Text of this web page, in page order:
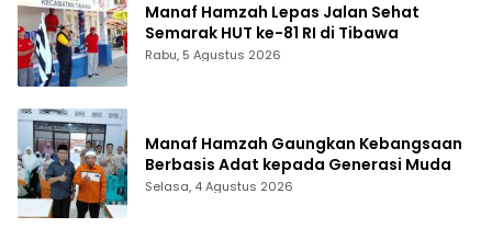
Manaf Hamzah Lepas Jalan Sehat
Semarak HUT ke-81 RI di Tibawa
Rabu, 5 Agustus 2026
Manaf Hamzah Gaungkan Kebangsaan
Berbasis Adat kepada Generasi Muda
Selasa, 4 Agustus 2026